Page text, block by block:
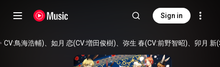
Sign in
鳥海浩輔)、如月 恋(CV:増田俊樹)、弥生 春(CV:前野智昭)、卯月